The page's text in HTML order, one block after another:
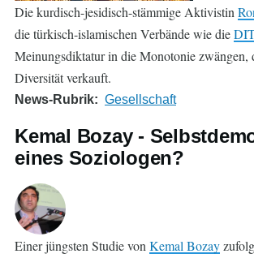
Die kurdisch-jesidisch-stämmige Aktivistin
die türkisch-islamischen Verbände wie die
Meinungsdiktatur in die Monotonie zwängen,
Diversität verkauft.
News-Rubrik Gesellschaft
Kemal Bozay -
eines Soziologen?
Einer jüngsten Studie von Kemal Bozay